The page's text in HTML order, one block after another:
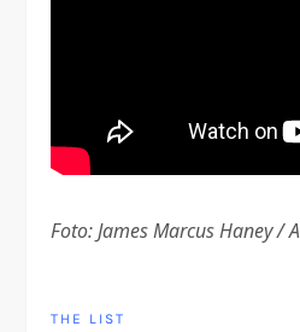
Foto: James Marcus Haney /
THE LIST